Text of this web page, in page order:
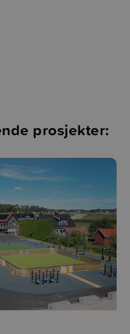
prosjekter: